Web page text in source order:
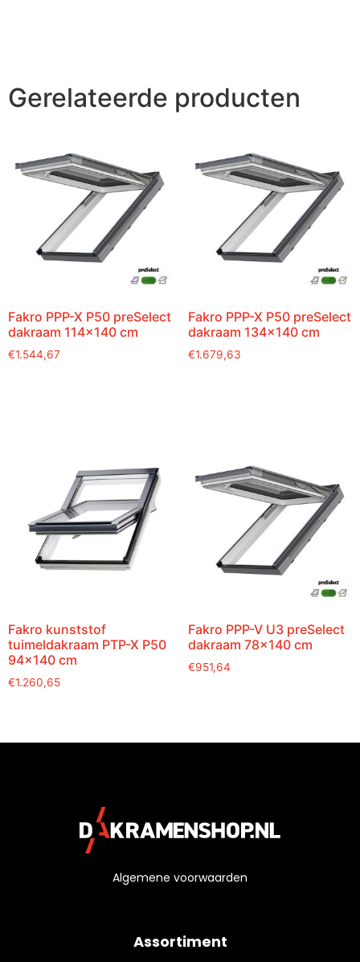
Gerelateerde producten
Fakro PPP-X P50 preSelect
dakraam 114×140 cm
€1.544,67
Fakro PPP-X P50 preSelect
dakraam 134×140 cm
€1.679,63
Fakro kunststof
tuimeldakraam PTP-X P50
94×140 cm
€1.260,65
Fakro PPP-V U3 preSelect
dakraam 78×140 cm
€951,64
Algemene voorwaarden
Assortiment